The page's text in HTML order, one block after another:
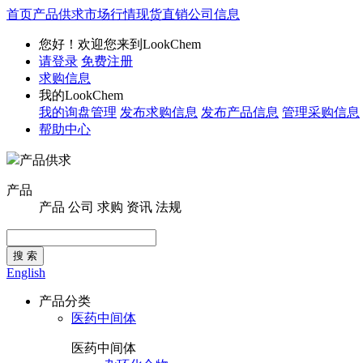
首页产品供求市场行情现货直销公司信息
您好！欢迎您来到LookChem
请登录 免费注册
求购信息
我的LookChem
我的询盘管理 发布求购信息 发布产品信息 管理采购信息
帮助中心
产品供求
产品
产品 公司 求购 资讯 法规
搜 索
English
产品分类
医药中间体
医药中间体